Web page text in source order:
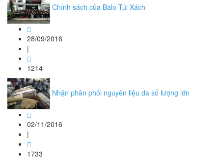
Chính sách của Balo Túi Xách
28/09/2016
|
1214
Nhận phân phối nguyên liệu da số lượng lớn
02/11/2016
|
1733